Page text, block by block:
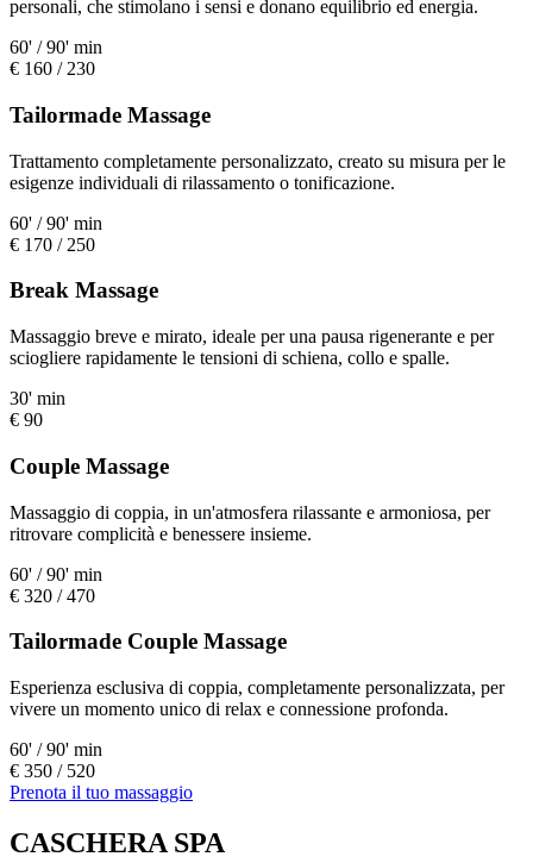
personali, che stimolano i sensi e donano equilibrio ed energia.
60' / 90' min
€ 160 / 230
Tailormade Massage
Trattamento completamente personalizzato, creato su misura per le
esigenze individuali di rilassamento o tonificazione.
60' / 90' min
€ 170 / 250
Break Massage
Massaggio breve e mirato, ideale per una pausa rigenerante e per
sciogliere rapidamente le tensioni di schiena, collo e spalle.
30' min
€ 90
Couple Massage
Massaggio di coppia, in un'atmosfera rilassante e armoniosa, per
ritrovare complicità e benessere insieme.
60' / 90' min
€ 320 / 470
Tailormade Couple Massage
Esperienza esclusiva di coppia, completamente personalizzata, per
vivere un momento unico di relax e connessione profonda.
60' / 90' min
€ 350 / 520
Prenota il tuo massaggio
CASCHERA SPA